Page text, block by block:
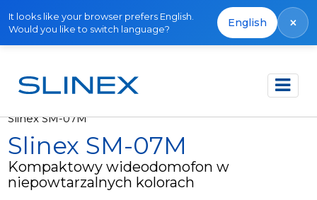
It looks like your browser prefers English.
Would you like to switch language?
English ×
Strona główna Produkty
Slinex SM-07M
Slinex SM-07M
Kompaktowy wideodomofon w
niepowtarzalnych kolorach